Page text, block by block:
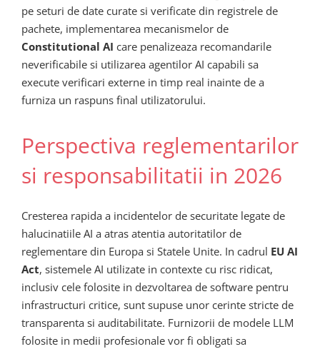
pe seturi de date curate si verificate din registrele de
pachete, implementarea mecanismelor de
Constitutional AI care penalizeaza recomandarile
neverificabile si utilizarea agentilor AI capabili sa
execute verificari externe in timp real inainte de a
furniza un raspuns final utilizatorului.
Perspectiva reglementarilor
si responsabilitatii in 2026
Cresterea rapida a incidentelor de securitate legate de
halucinatiile AI a atras atentia autoritatilor de
reglementare din Europa si Statele Unite. In cadrul EU AI
Act, sistemele AI utilizate in contexte cu risc ridicat,
inclusiv cele folosite in dezvoltarea de software pentru
infrastructuri critice, sunt supuse unor cerinte stricte de
transparenta si auditabilitate. Furnizorii de modele LLM
folosite in medii profesionale vor fi obligati sa